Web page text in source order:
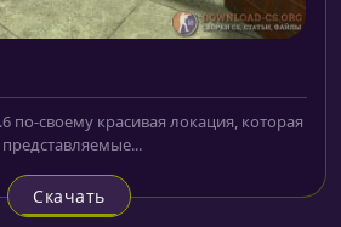
по-своему красивая локация, которая
Скачать